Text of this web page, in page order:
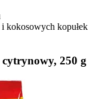
kokosowych kopułek
cytrynowy, 250 g